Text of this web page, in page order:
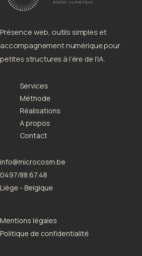
Présence web, outils simples et
accompagnement numérique pour
petites structures à l’ère de l’IA.
Services
Méthode
Réalisations
A propos
Contact
info@microcosm.be
0497/88.67.48
Liège - Belgique
Mentions légales
Politique de confidentialité